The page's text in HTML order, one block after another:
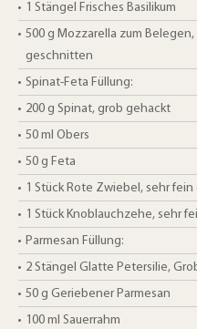
1 Stängel Frisches Basilikum
500 g Mozzarella zum
geschnitten
Spinat-Feta Füllung:
200 g Spinat, grob gehackt
50 ml Obers
50 g Feta
1 Stück Rote Zwiebel, sehr fein
1 Stück Knoblauchzehe, sehr
Parmesan Füllung:
2 Stängel Glatte Petersilie,
50 g Geriebener Parmesan
100 ml Sauerrahm